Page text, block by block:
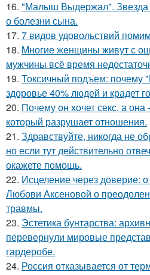
16. "Малыш Выдержал". Звезда
о болезни сына.
17. 7 видов удовольствий
18. Mногие жeнщины живут с
мужчины всё время
19. Токсичный подъем: почему
здоровье 40% людей и крадет
20. Почему он хочет секс, а
который разрушает отношения.
21. Здравствуйте, никогда не
но если тут действительно
окажете помощь.
22. Исцеление через доверие:
Любови Аксеновой о
травмы.
23. Эстетика бунтарства:
перевернули мировые
гардеробе.
24. Россия отказывается от